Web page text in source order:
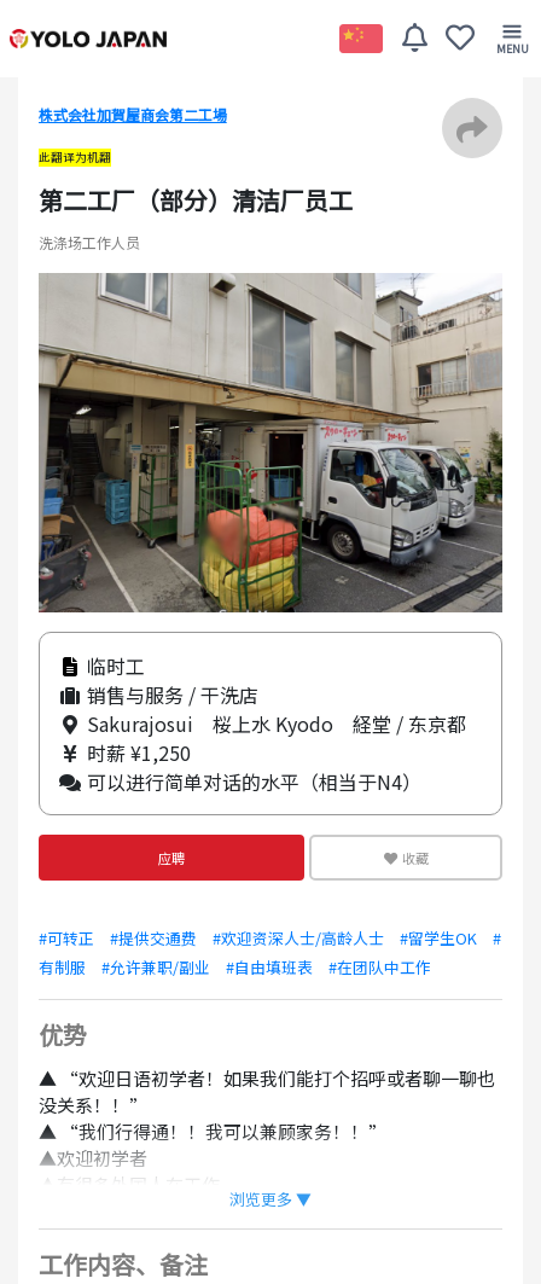
株式会社加賀屋商会第二工場
此翻译为机翻
第二工厂（部分）清洁厂员工
洗涤场工作人员
临时工
销售与服务 / 干洗店
Sakurajosui 桜上水 Kyodo 経堂 / 东京都
时薪 ¥1,250
可以进行简单对话的水平（相当于N4）
应聘 收藏
#可转正 #提供交通费 #欢迎资深人士/高龄人士 #留学生OK
#
有制服
#允许兼职/副业 #自由填班表 #在团队中工作
优势
▲ “欢迎日语初学者！如果我们能打个招呼或者聊一聊也
没关系！！”
▲ “我们行得通！！我可以兼顾家务！！”
▲欢迎初学者
▲有很多外国人在工作。
▲您可以在舒适的氛围中快速相处。
▲善良的工厂经理会仔细倾听您的任何疑虑。
▲你也可以做双重工作。
浏览更多 ▼
工作内容、备注